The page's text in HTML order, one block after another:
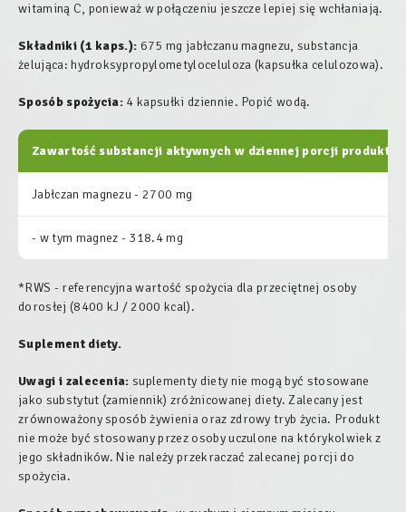
witaminą C, ponieważ w połączeniu jeszcze lepiej się wchłaniają.
Składniki (1 kaps.): 675 mg jabłczanu magnezu, substancja
żelująca: hydroksypropylometyloceluloza (kapsułka celulozowa).
Sposób spożycia: 4 kapsułki dziennie. Popić wodą.
Zawartość substancji aktywnych w dziennej porcji produktu:
Jabłczan magnezu - 2700 mg
- w tym magnez - 318.4 mg
*RWS - referencyjna wartość spożycia dla przeciętnej osoby
dorosłej (8400 kJ / 2000 kcal).
Suplement diety.
Uwagi i zalecenia: suplementy diety nie mogą być stosowane
jako substytut (zamiennik) zróżnicowanej diety. Zalecany jest
zrównoważony sposób żywienia oraz zdrowy tryb życia. Produkt
nie może być stosowany przez osoby uczulone na którykolwiek z
jego składników. Nie należy przekraczać zalecanej porcji do
spożycia.